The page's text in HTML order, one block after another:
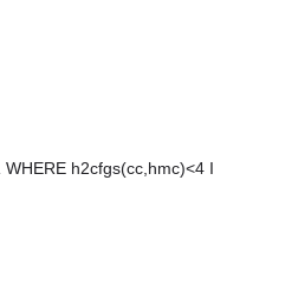
h2cfgs(cc,hmc)<4 I